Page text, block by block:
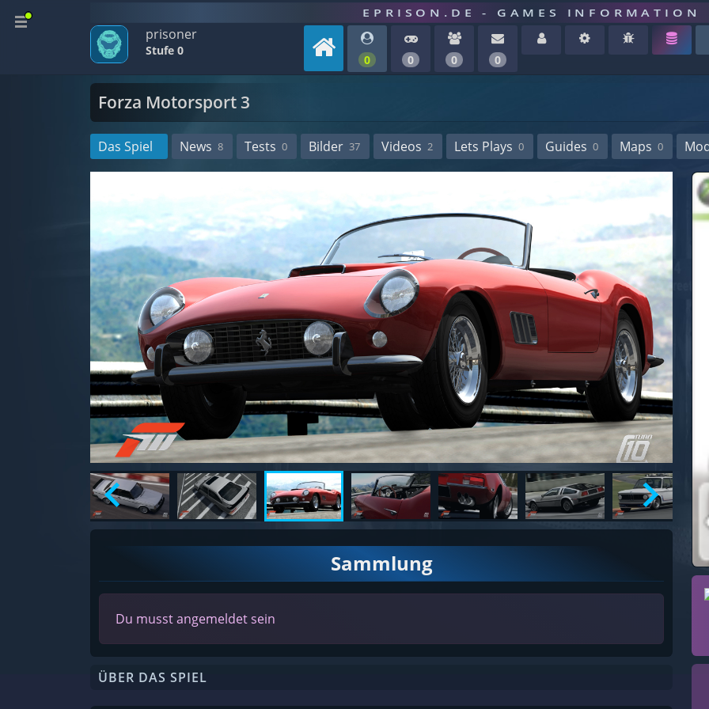
EPRISON.DE - GAMES INFORMATION
prisoner
Stufe 0
0 0 0 0
Forza Motorsport 3
Das Spiel News 8 Tests 0 Bilder 37 Videos 2 Lets Plays 0 Guides 0 Maps 0
Sammlung
Du musst angemeldet sein
ÜBER DAS SPIEL